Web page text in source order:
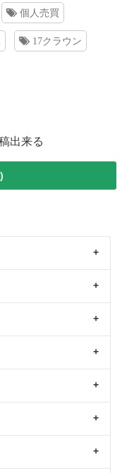
個人売買
17クラウン
出来る